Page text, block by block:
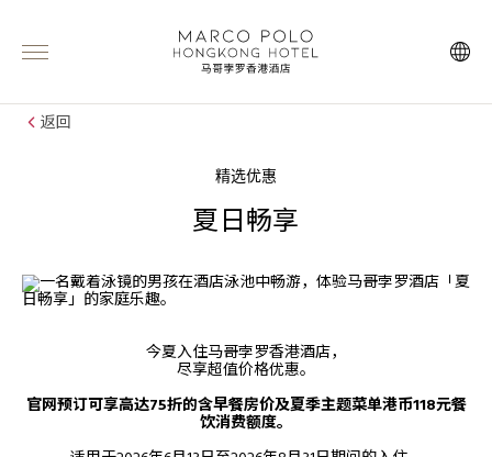
返回
精选优惠
夏日畅享
今夏入住马哥孛罗香港酒店，
尽享超值价​​格优惠。
官网预订可享高达75折的含早餐房价及夏季主题菜单港币118元餐
饮消费额度。